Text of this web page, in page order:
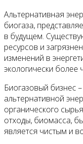
Альтернативная
биогаза,
в будущем.
ресурсов и
изменений в
экологически более
Биогазовый бизнес
альтернативной
органического
отходы, биомасса,
является чистым и